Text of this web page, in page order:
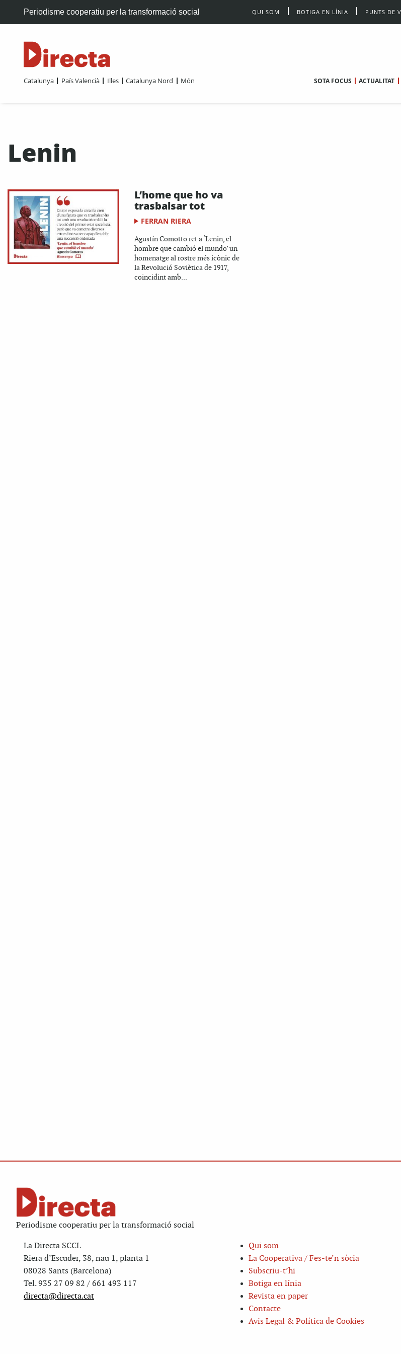
Periodisme cooperatiu per la transformació social QUI SOM BOTIGA EN LÍNIA PUNTS DE
Catalunya País Valencià Illes Catalunya Nord Món SOTA FOCUS ACTUALITAT
Lenin
L’home que ho va
trasbalsar tot
FERRAN RIERA
Agustín Comotto ret a ‘Lenin, el
hombre que cambió el mundo’ un
homenatge al rostre més icònic de
la Revolució Soviètica de 1917,
coincidint amb...
Periodisme cooperatiu per la transformació social
La Directa SCCL
Riera d’Escuder, 38, nau 1, planta 1
08028 Sants (Barcelona)
Tel. 935 27 09 82 / 661 493 117
directa@directa.cat
Qui som
La Cooperativa / Fes-te’n sòcia
Subscriu-t’hi
Botiga en línia
Revista en paper
Contacte
Avis Legal & Política de Cookies